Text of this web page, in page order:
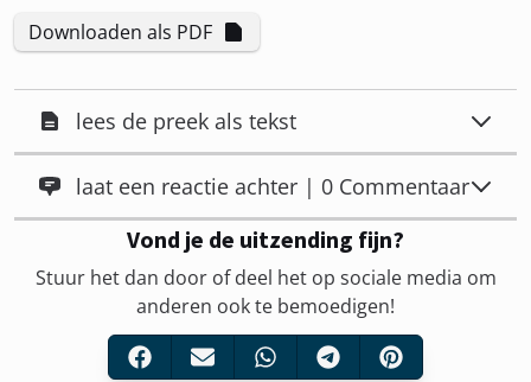
Downloaden als PDF
lees de preek als tekst
laat een reactie achter | 0 Commentaar
Vond je de uitzending fijn?
Stuur het dan door of deel het op sociale media om
anderen ook te bemoedigen!